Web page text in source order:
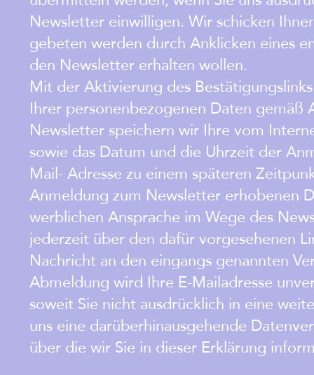
Newsletter einwilligen. Wir schicken
gebeten werden durch Anklicken eines
den Newsletter erhalten wollen.
Mit der Aktivierung des
Ihrer personenbezogenen Daten
Newsletter speichern wir Ihre vom
sowie das Datum und die Uhrzeit der
Mail- Adresse zu einem späteren
Anmeldung zum Newsletter erhobenen
werblichen Ansprache im Wege des
jederzeit über den dafür vorgesehenen
Nachricht an den eingangs genannten
Abmeldung wird Ihre E-Mailadresse
soweit Sie nicht ausdrücklich in eine
uns eine darüberhinausgehende
über die wir Sie in dieser Erklärung